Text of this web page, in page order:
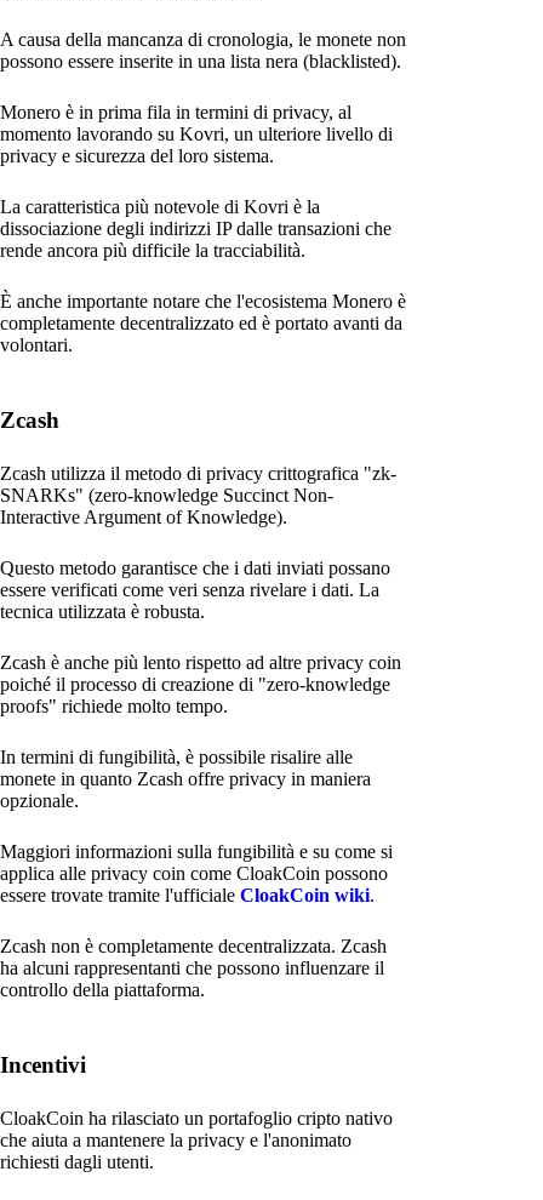
A causa della mancanza di cronologia, le monete non
possono essere inserite in una lista nera (blacklisted).
Monero è in prima fila in termini di privacy, al
momento lavorando su Kovri, un ulteriore livello di
privacy e sicurezza del loro sistema.
La caratteristica più notevole di Kovri è la
dissociazione degli indirizzi IP dalle transazioni che
rende ancora più difficile la tracciabilità.
È anche importante notare che l'ecosistema Monero è
completamente decentralizzato ed è portato avanti da
volontari.
Zcash
Zcash utilizza il metodo di privacy crittografica "zk-
SNARKs" (zero-knowledge Succinct Non-
Interactive Argument of Knowledge).
Questo metodo garantisce che i dati inviati possano
essere verificati come veri senza rivelare i dati. La
tecnica utilizzata è robusta.
Zcash è anche più lento rispetto ad altre privacy coin
poiché il processo di creazione di "zero-knowledge
proofs" richiede molto tempo.
In termini di fungibilità, è possibile risalire alle
monete in quanto Zcash offre privacy in maniera
opzionale.
Maggiori informazioni sulla fungibilità e su come si
applica alle privacy coin come CloakCoin possono
essere trovate tramite l'ufficiale CloakCoin wiki.
Zcash non è completamente decentralizzata. Zcash
ha alcuni rappresentanti che possono influenzare il
controllo della piattaforma.
Incentivi
CloakCoin ha rilasciato un portafoglio cripto nativo
che aiuta a mantenere la privacy e l'anonimato
richiesti dagli utenti.